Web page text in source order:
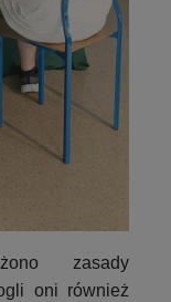
zasady
oni również